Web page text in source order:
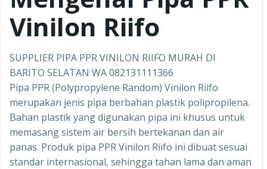
Vinilon Riifo
SUPPLIER PIPA PPR VINILON RIIFO MURAH DI
BARITO SELATAN WA 082131111366
Pipa PPR (Polypropylene Random) Vinilon Riifo
merupakan jenis pipa berbahan plastik polipropilena.
Bahan plastik yang digunakan pipa ini khusus untuk
memasang sistem air bersih bertekanan dan air
panas. Produk pipa PPR Vinilon Riifo ini dibuat sesuai
standar internasional, sehingga tahan lama dan aman